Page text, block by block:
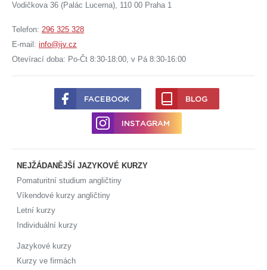
Vodičkova 36 (Palác Lucerna), 110 00 Praha 1
Telefon: 296 325 328
E-mail: info@ijv.cz
Otevírací doba: Po-Čt 8:30-18:00, v Pá 8:30-16:00
NEJŽÁDANĚJŠÍ JAZYKOVÉ KURZY
Pomaturitní studium angličtiny
Víkendové kurzy angličtiny
Letní kurzy
Individuální kurzy
Jazykové kurzy
Kurzy ve firmách
FACEBOOK BLOG
INSTAGRAM